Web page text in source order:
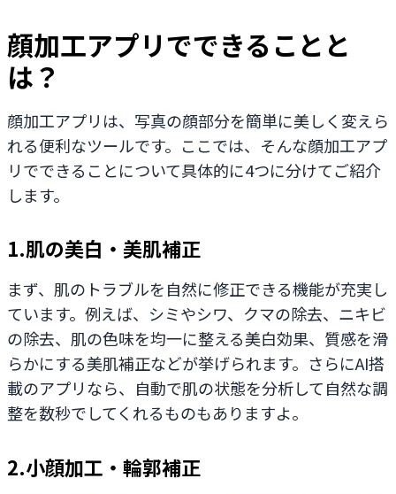
顔加工アプリでできることと
は？
顔加工アプリは、写真の顔部分を簡単に美しく変えら
れる便利なツールです。ここでは、そんな顔加工アプ
リでできることについて具体的に4つに分けてご紹介
します。
1.肌の美白・美肌補正
まず、肌のトラブルを自然に修正できる機能が充実し
ています。例えば、シミやシワ、クマの除去、ニキビ
の除去、肌の色味を均一に整える美白効果、質感を滑
らかにする美肌補正などが挙げられます。さらにAI搭
載のアプリなら、自動で肌の状態を分析して自然な調
整を数秒でしてくれるものもありますよ。
2.小顔加工・輪郭補正